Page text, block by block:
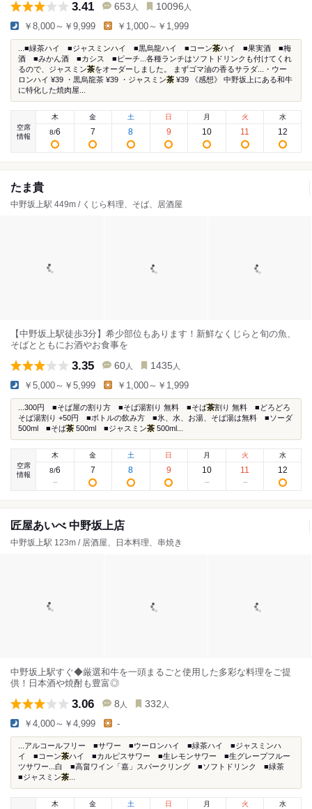
3.41 653 人 10096 人
￥8,000～￥9,999 ￥1,000～￥1,999
...■緑茶ハイ ■ジャスミンハイ ■黒烏龍ハイ ■コーン茶ハイ ■果実酒 ■梅
酒 ■みかん酒 ■カシス ■ピーチ...各種ランチはソフトドリンクも付けてくれ
るので、ジャスミン茶をオーダーしました。 まずゴマ油の香るサラダ...・ウー
ロンハイ ¥39 ・黒烏龍茶 ¥39 ・ジャスミン茶 ¥39 《感想》 中野坂上にある和牛
に特化した焼肉屋...
空席
情報
木
8/6
金
7
土
8
日
9
月
10
火
11
水
12
たま貴
中野坂上駅 449m / くじら料理、そば、居酒屋
【中野坂上駅徒歩3分】希少部位もあります！新鮮なくじらと旬の魚、
そばとともにお酒やお食事を
3.35 60 人 1435 人
￥5,000～￥5,999 ￥1,000～￥1,999
...300円 ■そば屋の割り方 ■そば湯割り 無料 ■そば茶割り 無料 ■どろどろ
そば湯割り +50円 ■ボトルの飲み方 ■氷、水、お湯、そば湯は無料 ■ソーダ
500ml ■そば茶 500ml ■ジャスミン茶 500ml...
空席
情報
木
8/6
金
7
土
8
日
9
月
10
火
11
水
12
匠屋あいべ 中野坂上店
中野坂上駅 123m / 居酒屋、日本料理、串焼き
中野坂上駅すぐ◆厳選和牛を一頭まるごと使用した多彩な料理をご提
供！日本酒や焼酎も豊富◎
3.06 8 人 332 人
￥4,000～￥4,999 -
...アルコールフリー ■サワー ■ウーロンハイ ■緑茶ハイ ■ジャスミンハ
イ ■コーン茶ハイ ■カルピスサワー ■生レモンサワー ■生グレープフルー
ツサワー...白 ■高畠ワイン「嘉」スパークリング ■ソフトドリンク ■緑茶
■ジャスミン茶
木
金 土 日 月 火 水